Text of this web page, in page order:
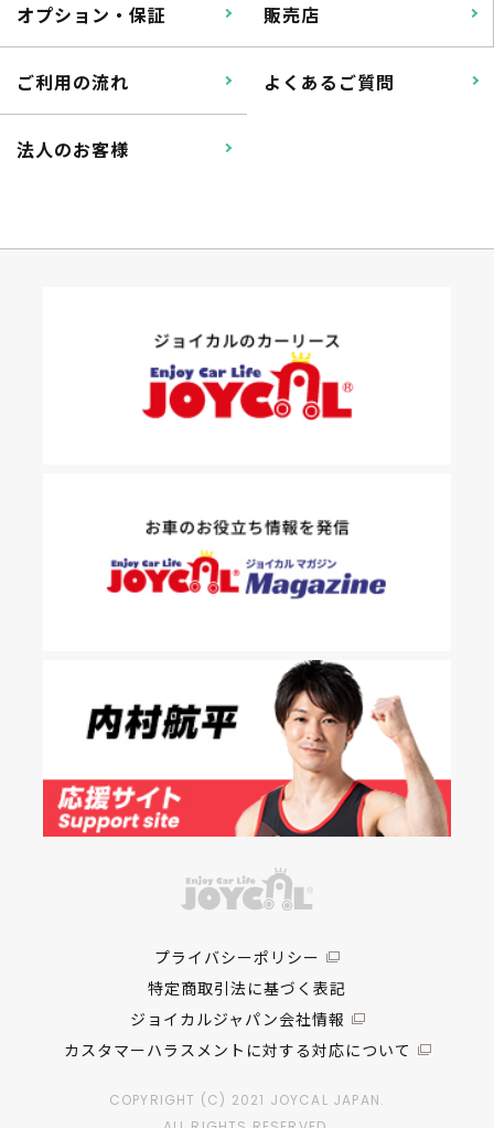
オプション・保証 販売店
ご利用の流れ よくあるご質問
法人のお客様
プライバシーポリシー
特定商取引法に基づく表記
ジョイカルジャパン会社情報
カスタマーハラスメントに対する対応について
COPYRIGHT (C) 2021 JOYCAL JAPAN.